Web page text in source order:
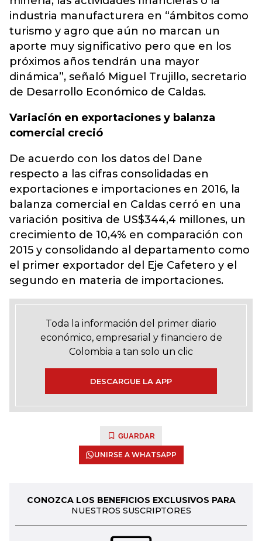
industria manufacturera en “ámbitos como
turismo y agro que aún no marcan un
aporte muy significativo pero que en los
próximos años tendrán una mayor
dinámica”, señaló Miguel Trujillo, secretario
de Desarrollo Económico de Caldas.
Variación en exportaciones y balanza
comercial creció
De acuerdo con los datos del Dane
respecto a las cifras consolidadas en
exportaciones e importaciones en 2016, la
balanza comercial en Caldas cerró en una
variación positiva de US$344,4 millones, un
crecimiento de 10,4% en comparación con
2015 y consolidando al departamento como
el primer exportador del Eje Cafetero y el
segundo en materia de importaciones.
Toda la información del primer diario
económico, empresarial y financiero de
Colombia a tan solo un clic
DESCARGUE LA APP
GUARDAR
UNIRSE A WHATSAPP
CONOZCA LOS BENEFICIOS EXCLUSIVOS PARA
NUESTROS SUSCRIPTORES